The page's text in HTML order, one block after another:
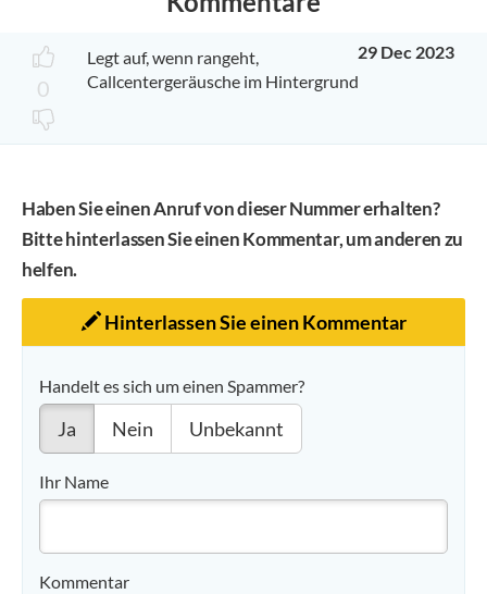
0
29 Dec 2023
Legt auf, wenn rangeht,
Callcentergeräusche im Hintergrund
Haben Sie einen Anruf von dieser Nummer erhalten?
Bitte hinterlassen Sie einen Kommentar, um anderen zu
helfen.
Hinterlassen Sie einen Kommentar
Handelt es sich um einen Spammer?
Ja Nein Unbekannt
Ihr Name
Kommentar